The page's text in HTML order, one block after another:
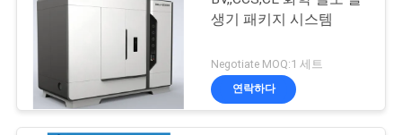
생기 패키지 시스템
Negotiate MOQ:1 세트
연락하다